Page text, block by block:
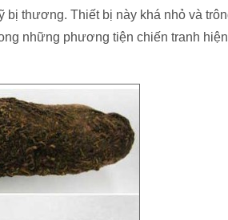
bị thương. Thiết bị này khá nhỏ và
những phương tiện chiến tranh hiện